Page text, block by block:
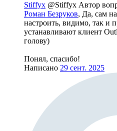
Stiffyx @Stiffyx Автор
Роман Безруков, Да, сам
настроить, видимо, так и
устанавливают клиент
голову)
Понял, спасибо!
Написано 29 сент. 2025